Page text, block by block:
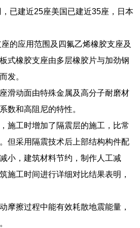
已建近25座美国已建近35座，日本
的应用范围及四氟乙烯橡胶支座及
式橡胶支座由多层橡胶片与加劲钢
发。
滑动面由特殊金属及高分子耐磨材
数和高阻尼的特性。
施工时增加了隔震层的施工，比常
但采用隔震技术后上部结构构件配
小，建筑材料节约，制作人工减
施工时间进行详细对比结果表明，
摩擦过程中能有效耗散地震能量，